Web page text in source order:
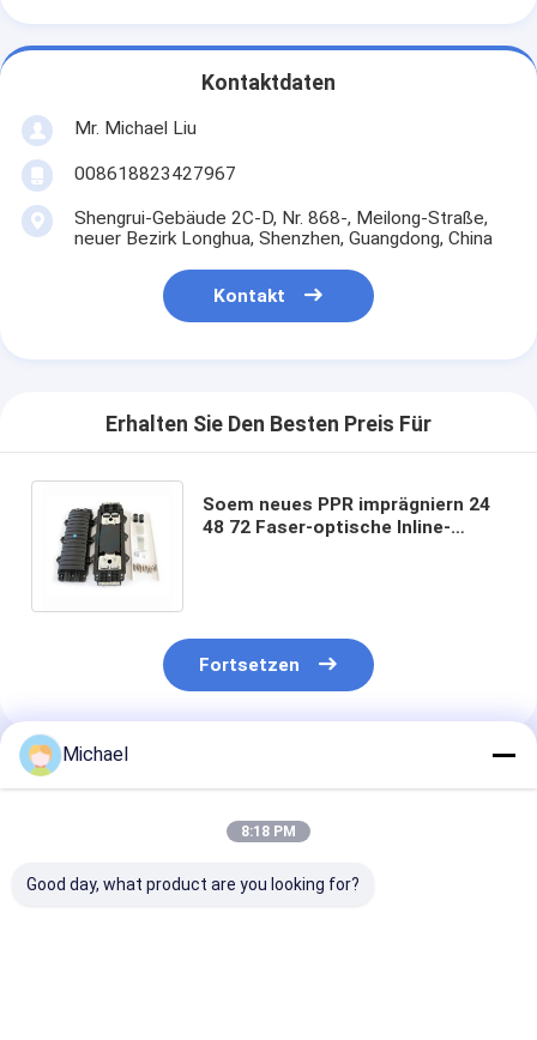
Kontaktdaten
Mr. Michael Liu
008618823427967
Shengrui-Gebäude 2C-D, Nr. 868-, Meilong-Straße,
neuer Bezirk Longhua, Shenzhen, Guangdong, China
Kontakt
Erhalten Sie Den Besten Preis Für
Soem neues PPR imprägniern 24
48 72 Faser-optische Inline-
Fortsetzen
Empfohlene Produkte
Michael
8:18 PM
Good day, what product are you looking for?